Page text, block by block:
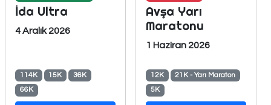
İda Ultra
4 Aralık 2026
114K 15K
36K
66K
Avşa Yarı
Maratonu
1 Haziran 2026
12K
21K - Yarı Maraton
5K